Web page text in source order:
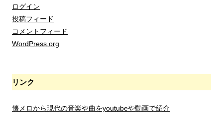
ログイン
投稿フィード
コメントフィード
WordPress.org
リンク
懐メロから現代の音楽や曲をyoutubeや動画で紹介